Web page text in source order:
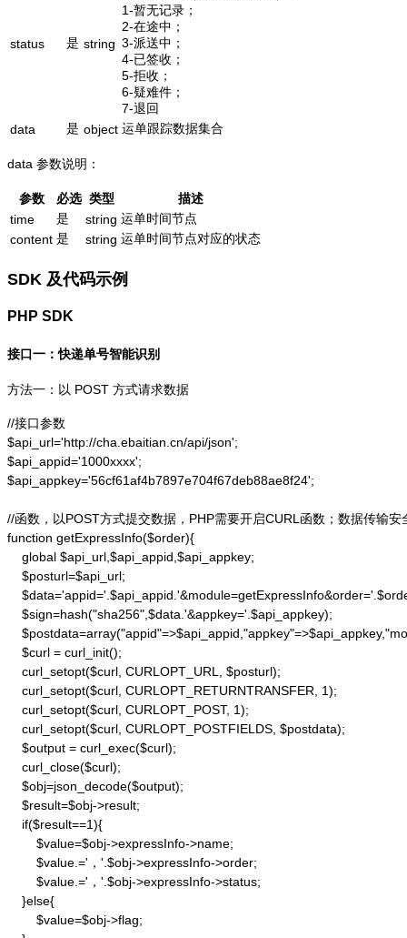
status 是 string
1-暂无记录；
2-在途中；
3-派送中；
4-已签收；
5-拒收；
6-疑难件；
7-退回
data
是 object 运单跟踪数据集合
data 参数说明：
参数 必选 类型
描述
time
是 string 运单时间节点
content 是 string 运单时间节点对应的状态
SDK 及代码示例
PHP SDK
接口一：快递单号智能识别
方法一：以 POST 方式请求数据
//接口参数
$api_url='http://cha.ebaitian.cn/api/json';
$api_appid='1000xxxx';
$api_appkey='56cf61af4b7897e704f67deb88ae8f24';
//函数，以POST方式提交数据，PHP需要开启CURL函数；数据传输安
function getExpressInfo($order){
    global $api_url,$api_appid,$api_appkey;
    $posturl=$api_url;
    $sign=hash("sha256",$data.'&appkey='.$api_appkey);
    $curl = curl_init();
    curl_setopt($curl, CURLOPT_URL, $posturl);
    curl_setopt($curl, CURLOPT_RETURNTRANSFER, 1);
    curl_setopt($curl, CURLOPT_POST, 1);
    curl_setopt($curl, CURLOPT_POSTFIELDS, $postdata);
    $output = curl_exec($curl);
    curl_close($curl);
    $obj=json_decode($output);
    $result=$obj->result;
    if($result==1){
        $value=$obj->expressInfo->name;
        $value.='，'.$obj->expressInfo->order;
        $value.='，'.$obj->expressInfo->status;
    }else{
        $value=$obj->flag;